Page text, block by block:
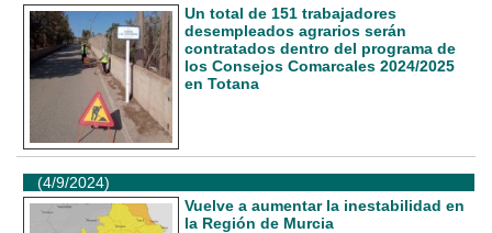
Un total de 151 trabajadores
desempleados agrarios serán
contratados dentro del programa de
los Consejos Comarcales 2024/2025
en Totana
(4/9/2024)
Vuelve a aumentar la inestabilidad en
la Región de Murcia